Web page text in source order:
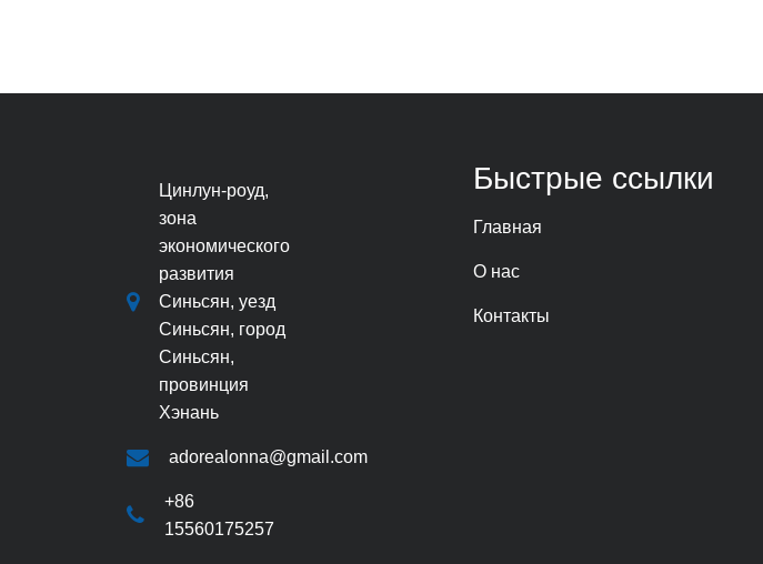
Цинлун-роуд,
зона
экономического
развития
Синьсян, уезд
Синьсян, город
Синьсян,
провинция
Хэнань
adorealonna@gmail.com
+86
15560175257
Быстрые ссылки
Главная
О нас
Контакты